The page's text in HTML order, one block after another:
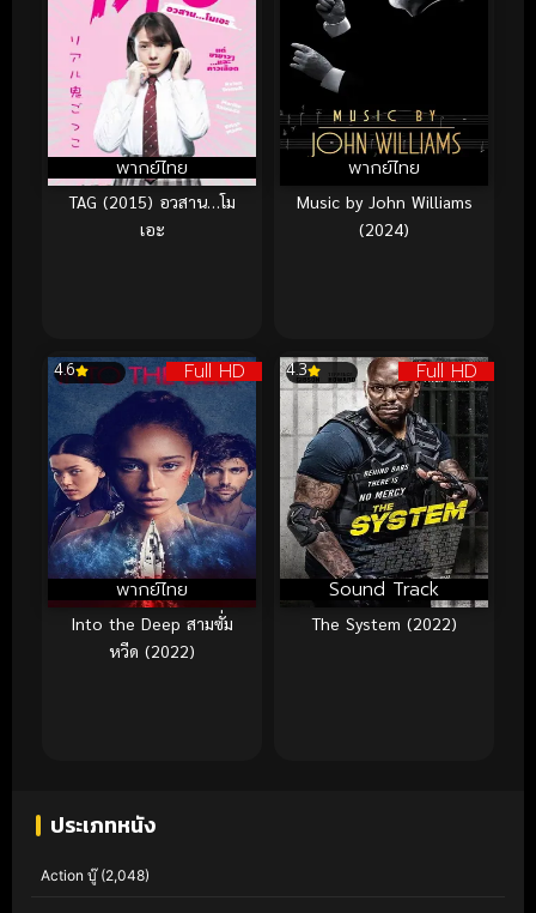
พากย์ไทย
TAG (2015) อวสาน…โม
เอะ
พากย์ไทย
Music by John Williams
(2024)
Full HD
พากย์ไทย
4.6
Into the Deep สามซั่ม
หวีด (2022)
Full HD
Sound Track
4.3
The System (2022)
ประเภทหนัง
Action บู๊(2,048)